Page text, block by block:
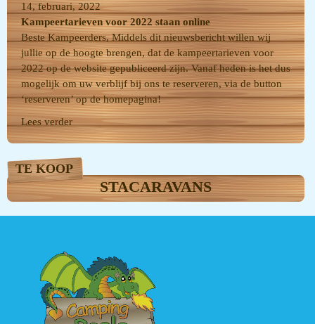
14, februari, 2022
Kampeertarieven voor 2022 staan online
Beste Kampeerders, Middels dit nieuwsbericht willen wij
jullie op de hoogte brengen, dat de kampeertarieven voor
2022 op de website gepubliceerd zijn. Vanaf heden is het dus
mogelijk om uw verblijf bij ons te reserveren, via de button
‘reserveren’ op de homepagina!
Lees verder
TE KOOP
STACARAVANS